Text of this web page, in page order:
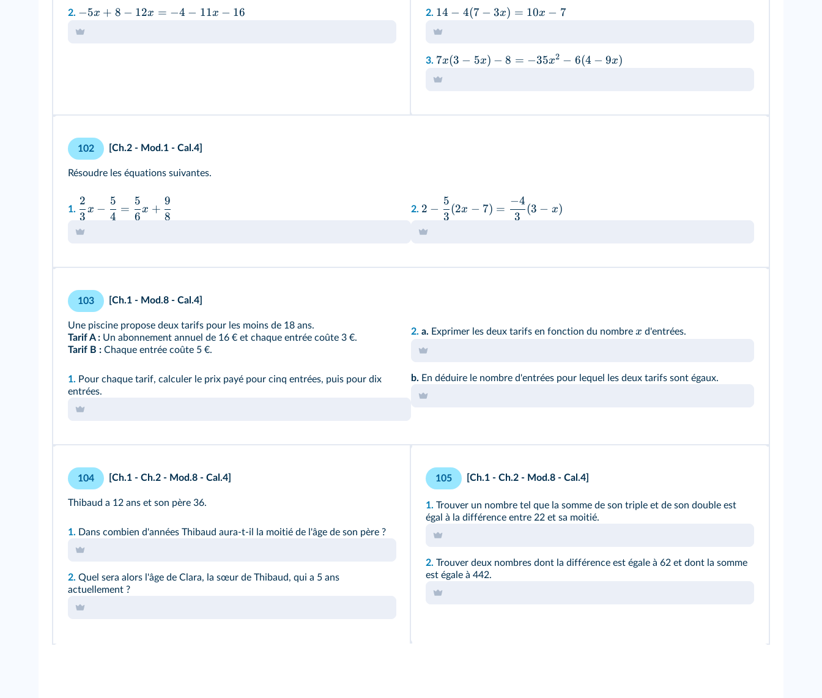
2. −5x + 8 − 12x = −4 − 11x − 16 2. 14 − 4(7 − 3x) = 10x − 7
3. 7x(3 − 5x) − 8 = −35x2 − 6(4 − 9x)
102 [Ch.2 - Mod.1 - Cal.4]
Résoudre les équations suivantes.
1.
3
2
x −
4
5
=
6
5
x +
8
9
2. 2 −
3
5
(2x − 7) =
3
−4
(3 − x)
103 [Ch.1 - Mod.8 - Cal.4]
Une piscine propose deux tarifs pour les moins de 18 ans.
Tarif A : Un abonnement annuel de 16 € et chaque entrée coûte 3 €.
Tarif B : Chaque entrée coûte 5 €.
1. Pour chaque tarif, calculer le prix payé pour cinq entrées, puis pour dix
entrées.
2. a. Exprimer les deux tarifs en fonction du nombre x d'entrées.
b. En déduire le nombre d'entrées pour lequel les deux tarifs sont égaux.
104 [Ch.1 - Ch.2 - Mod.8 - Cal.4]
Thibaud a 12 ans et son père 36.
1. Dans combien d'années Thibaud aura-t-il la moitié de l'âge de son père ?
2. Quel sera alors l'âge de Clara, la sœur de Thibaud, qui a 5 ans
actuellement ?
105 [Ch.1 - Ch.2 - Mod.8 - Cal.4]
1. Trouver un nombre tel que la somme de son triple et de son double est
égal à la différence entre 22 et sa moitié.
2. Trouver deux nombres dont la différence est égale à 62 et dont la somme
est égale à 442.